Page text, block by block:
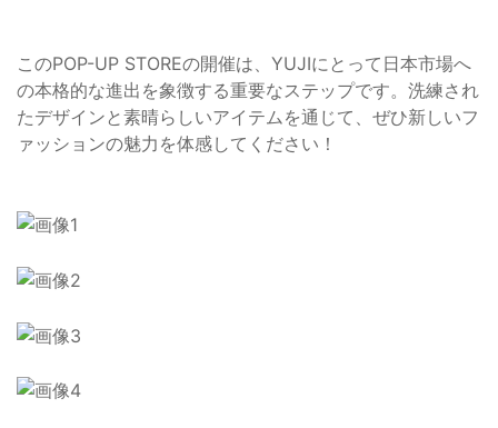
このPOP-UP STOREの開催は、YUJIにとって日本市場へ
の本格的な進出を象徴する重要なステップです。洗練され
たデザインと素晴らしいアイテムを通じて、ぜひ新しいフ
ァッションの魅力を体感してください！